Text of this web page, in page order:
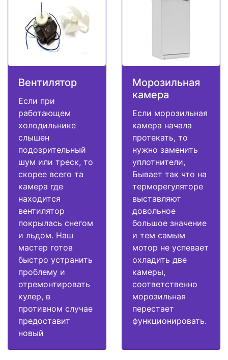
Вентилятор
Если при
работающем
холодильнике
слышен
подозрительный
шум или треск, то
скорее всего та
камера где
находится
вентилятор
покрылась снегом
и льдом. Наш
мастер готов
быстро устранить
проблему и
отремонтировать
кулер, в
противном случае
предоставит
новый
Морозильная
камера
Если морозильная
камера начала
протекать, то
нужно заменить
уплотнители,
Бывает так что на
терморегуляторе
выставляют
довольное
большое значение
и тем самым
мотор не успевает
охладить две
камеры,
соответственно
морозильная
перестает
функционировать.